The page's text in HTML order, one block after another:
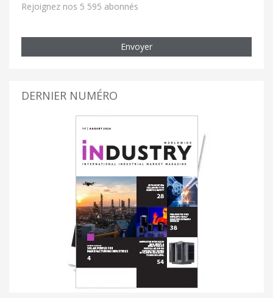
Rejoignez nos 5 595 abonnés
Envoyer
DERNIER NUMÉRO